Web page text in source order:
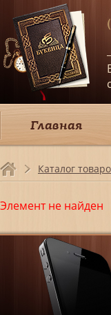
Главная
Каталог
Элемент не найден